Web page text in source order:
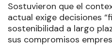
Sostuvieron que el
actual exige decisiones
sostenibilidad a largo
sus compromisos